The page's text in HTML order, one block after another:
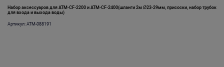
Набор аксессуаров для ATM-CF-2200 и ATM-CF-2400(шланги 2м Ø23-29мм, присоски, набор трубок
для входа и выхода воды)
Артикул: ATM-088191